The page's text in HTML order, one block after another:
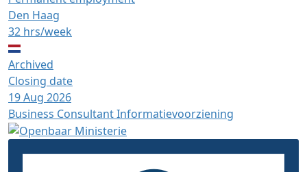
Den Haag
32 hrs/week
Archived
Closing date
19 Aug 2026
Business Consultant Informatievoorziening